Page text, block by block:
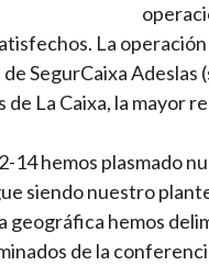
La
SegurCaixa Adeslas
La Caixa, la mayor
14 hemos plasmado
siendo nuestro
geográfica hemos
de la